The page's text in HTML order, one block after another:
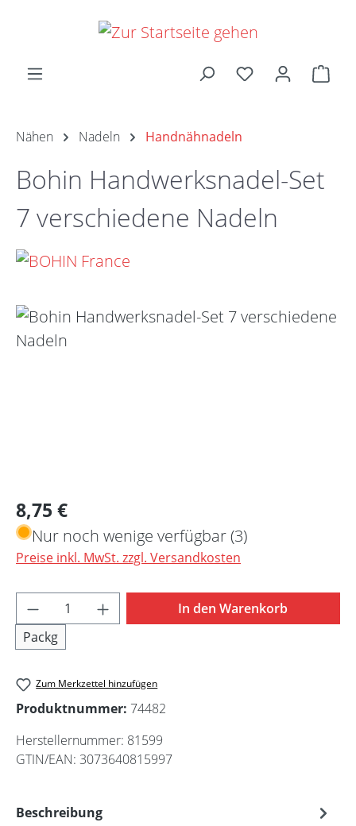
Zum Hauptinhalt springen
Nähen Nadeln Handnähnadeln
Bohin Handwerksnadel-Set
7 verschiedene Nadeln
Bildergalerie überspringen
Regulärer Preis:
8,75 €
Nur noch wenige verfügbar (3)
Preise inkl. MwSt. zzgl. Versandkosten
Produkt Anzahl: Gib den gewünschten
Packg
In den Warenkorb
Zum Merkzettel hinzufügen
Produktnummer: 74482
Herstellernummer: 81599
GTIN/EAN: 3073640815997
Beschreibung